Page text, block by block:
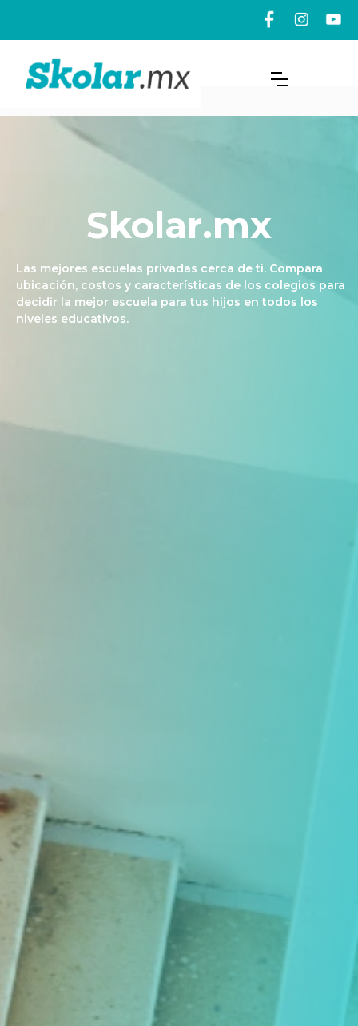
Skolar.mx
Las mejores escuelas privadas cerca de ti. Compara
ubicación, costos y características de los colegios para
decidir la mejor escuela para tus hijos en todos los
niveles educativos.